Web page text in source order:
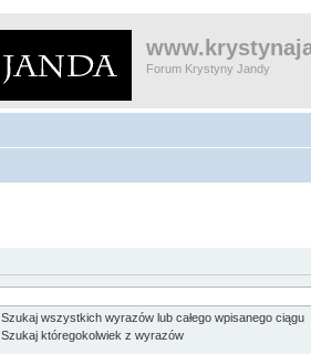
Forum Krystyny Jandy
Szukaj wszystkich wyrazów lub całego wpisanego ciągu
Szukaj któregokolwiek z wyrazów